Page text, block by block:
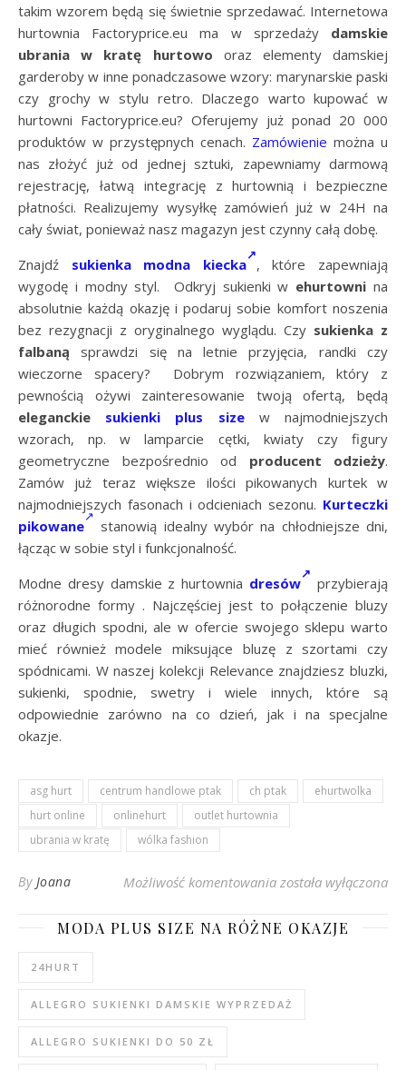
takim wzorem będą się świetnie sprzedawać. Internetowa
hurtownia Factoryprice.eu ma w sprzedaży damskie
ubrania w kratę hurtowo oraz elementy damskiej
garderoby w inne ponadczasowe wzory: marynarskie paski
czy grochy w stylu retro. Dlaczego warto kupować w
hurtowni Factoryprice.eu? Oferujemy już ponad 20 000
produktów w przystępnych cenach. Zamówienie można u
nas złożyć już od jednej sztuki, zapewniamy darmową
rejestrację, łatwą integrację z hurtownią i bezpieczne
płatności. Realizujemy wysyłkę zamówień już w 24H na
cały świat, ponieważ nasz magazyn jest czynny całą dobę.
Znajdź sukienka modna kiecka
, które zapewniają
wygodę i modny styl. Odkryj sukienki w ehurtowni na
absolutnie każdą okazję i podaruj sobie komfort noszenia
bez rezygnacji z oryginalnego wyglądu. Czy sukienka z
falbaną sprawdzi się na letnie przyjęcia, randki czy
wieczorne spacery? Dobrym rozwiązaniem, który z
pewnością ożywi zainteresowanie twoją ofertą, będą
eleganckie sukienki plus sizew najmodniejszych
wzorach, np. w lamparcie cętki, kwiaty czy figury
geometryczne bezpośrednio od producent odzieży.
Zamów już teraz większe ilości pikowanych kurtek w
najmodniejszych fasonach i odcieniach sezonu. Kurteczki
pikowane
stanowią idealny wybór na chłodniejsze dni,
łącząc w sobie styl i funkcjonalność.
Modne dresy damskie z hurtownia dresów
przybierają
różnorodne formy . Najczęściej jest to połączenie bluzy
oraz długich spodni, ale w ofercie swojego sklepu warto
mieć również modele miksujące bluzę z szortami czy
spódnicami. W naszej kolekcji Relevance znajdziesz bluzki,
sukienki, spodnie, swetry i wiele innych, które są
odpowiednie zarówno na co dzień, jak i na specjalne
okazje.
asg hurt centrum handlowe ptak ch ptak
ehurtwolka
hurt online
onlinehurt
outlet hurtownia
ubrania w kratę
wólka fashion
By Joana Możliwość komentowania Damskie ubrania w
została wyłączona
MODA PLUS SIZE NA RÓŻNE OKAZJE
24HURT
ALLEGRO SUKIENKI DAMSKIE WYPRZEDAŻ
ALLEGRO SUKIENKI DO 50 ZŁ